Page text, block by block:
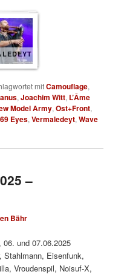
mitCamouflage,
,Joachim Witt, L’Âme
Model Army,Ost+Front,
Eyes,Vermaledeyt,Wave
–
Bähr
06. und 07.06.2025
Stahlmann, Eisenfunk,
Vroudenspil, Noisuf-X,